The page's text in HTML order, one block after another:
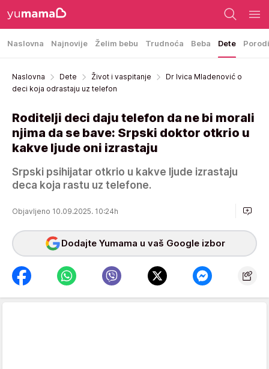
Naslovna Najnovije Želim bebu Trudnoća Beba Dete
Naslovna Dete Život i vaspitanje
Dr Ivica Mladenović o
deci koja odrastaju uz telefon
Roditelji deci daju telefon da ne bi morali
njima da se bave: Srpski doktor otkrio u
kakve ljude oni izrastaju
Srpski psihijatar otkrio u kakve ljude izrastaju
deca koja rastu uz telefone.
Objavljeno 10.09.2025. 10:24h
Dodajte Yumama u vaš Google izbor